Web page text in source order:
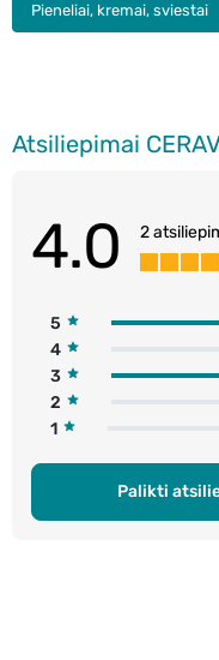
Atsiliepimai
4.0 2
5
4
3
2
1
Palikti
Pieneliai, kremai, sviestai